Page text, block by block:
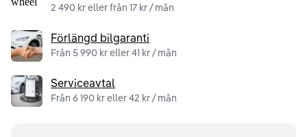
2 490 kr eller från 17 kr / mån
Förlängd bilgaranti
Från 5 990 kr eller 41 kr / mån
Serviceavtal
Från 6 190 kr eller 42 kr / mån